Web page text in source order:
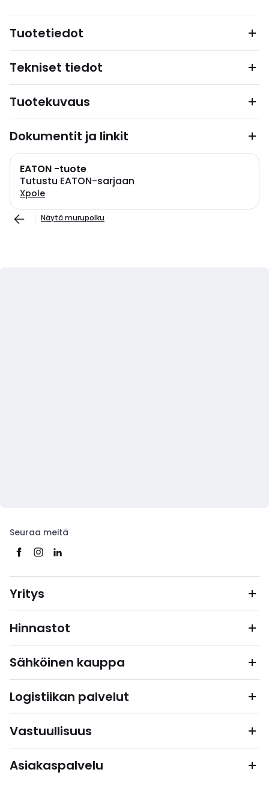
Tuotetiedot
Tekniset tiedot
Tuotekuvaus
Dokumentit ja linkit
EATON -tuote
Tutustu EATON-sarjaan
Xpole
Näytä murupolku
Seuraa meitä
Yritys
Hinnastot
Sähköinen kauppa
Logistiikan palvelut
Vastuullisuus
Asiakaspalvelu